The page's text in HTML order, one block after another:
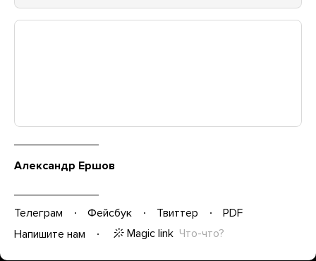
Александр Ершов
Телеграм Фейсбук Твиттер
PDF
Напишите нам
Magic link Что-что?